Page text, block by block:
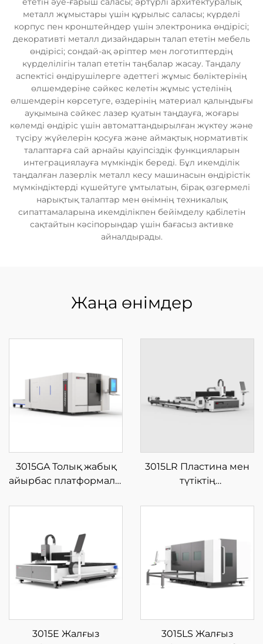
металл жұмыстары үшін құрылыс саласы; күрделі
корпус пен кронштейндер үшін электроника өндірісі;
декоративті металл дизайндарын талап ететін мебель
өндірісі; сондай-ақ әріптер мен логотиптердің
күрделілігін талап ететін таңбалар жасау. Таңдалу
аспектісі өндірушілерге әдеттегі жұмыс бөліктерінің
өлшемдеріне сәйкес келетін жұмыс үстелінің
өлшемдерін көрсетуге, өздерінің материал қалыңдығы
ауқымына сәйкес лазер қуатын таңдауға, жоғары
көлемді өндіріс үшін автоматтандырылған жүктеу және
түсіру жүйелерін қосуға және аймақтық нормативтік
талаптарға сай арнайы қауіпсіздік функцияларын
интеграциялауға мүмкіндік береді. Бұл икемділік
таңдалған лазерлік металл кесу машинасын өндірістік
мүмкіндіктерді күшейтуге ұмтылатын, бірақ өзгермелі
нарықтық талаптар мен өнімнің техникалық
сипаттамаларына икемділікпен бейімделу қабілетін
сақтайтын кәсіпорындар үшін бағасыз активке
айналдырады.
Жаңа өнімдер
3015GA Толық жабық
айырбас платформалы
лазерлі кесу
3015LR Пластина мен
түтіктің
шыны талшықты
машинасы
3015E Жалғыз
3015LS Жалғыз